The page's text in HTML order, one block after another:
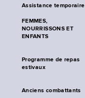
Assistance temporaire
FEMMES,
NOURRISSONS ET
ENFANTS
Programme de repas
estivaux
Anciens combattants